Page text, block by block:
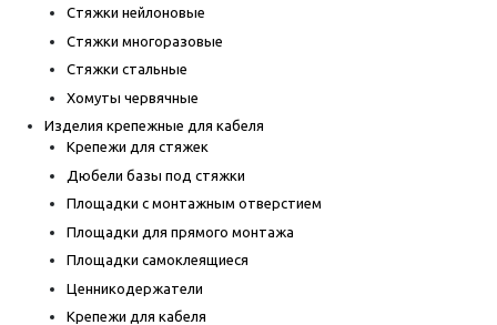
Стяжки нейлоновые
Стяжки многоразовые
Стяжки стальные
Хомуты червячные
Изделия крепежные для кабеля
Крепежи для стяжек
Дюбели базы под стяжки
Площадки с монтажным отверстием
Площадки для прямого монтажа
Площадки самоклеящиеся
Ценникодержатели
Крепежи для кабеля